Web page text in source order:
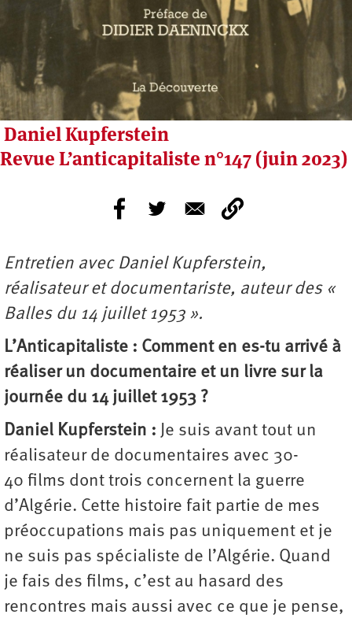
Daniel Kupferstein
Revue L’anticapitaliste n°147 (juin 2023)
Entretien avec Daniel Kupferstein,
réalisateur et documentariste, auteur des «
Balles du 14 juillet 1953 ».
L’Anticapitaliste : Comment en es-tu arrivé à
réaliser un documentaire et un livre sur la
journée du 14 juillet 1953 ?
Daniel Kupferstein : Je suis avant tout un
réalisateur de documentaires avec 30-
40 films dont trois concernent la guerre
d’Algérie. Cette histoire fait partie de mes
préoccupations mais pas uniquement et je
ne suis pas spécialiste de l’Algérie. Quand
je fais des films, c’est au hasard des
rencontres mais aussi avec ce que je pense,